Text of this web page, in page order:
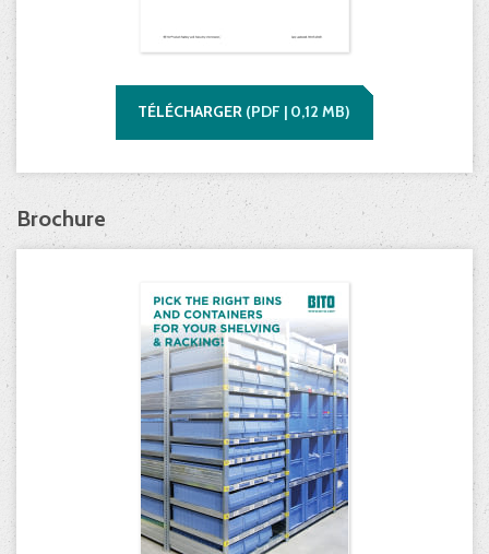
TÉLÉCHARGER (PDF | 0,12 MB)
Brochure